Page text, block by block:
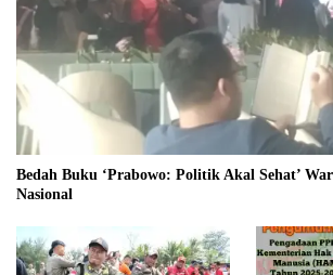
Bedah Buku ‘Prabowo: Politik Akal Sehat’
Nasional